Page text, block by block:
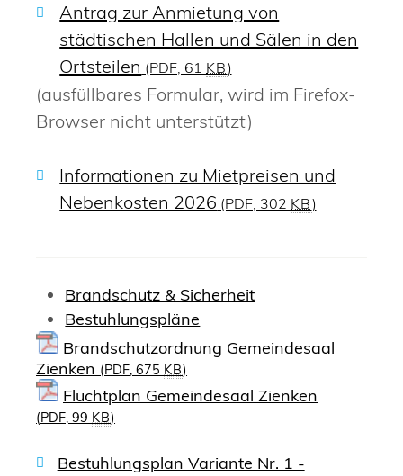
Antrag zur Anmietung von
städtischen Hallen und Sälen in den
Ortsteilen (PDF, 61 KB)
(ausfüllbares Formular, wird im Firefox-
Browser nicht unterstützt)
Informationen zu Mietpreisen und
Nebenkosten 2026 (PDF, 302 KB)
Brandschutz & Sicherheit
Bestuhlungspläne
Brandschutzordnung Gemeindesaal
Zienken (PDF, 675 KB)
Fluchtplan Gemeindesaal Zienken
(PDF, 99 KB)
Bestuhlungsplan Variante Nr. 1 -